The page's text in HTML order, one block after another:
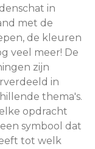
in
met de
de kleuren
veel meer! De
zijn
in
thema's.
opdracht
symbool dat
tot welk